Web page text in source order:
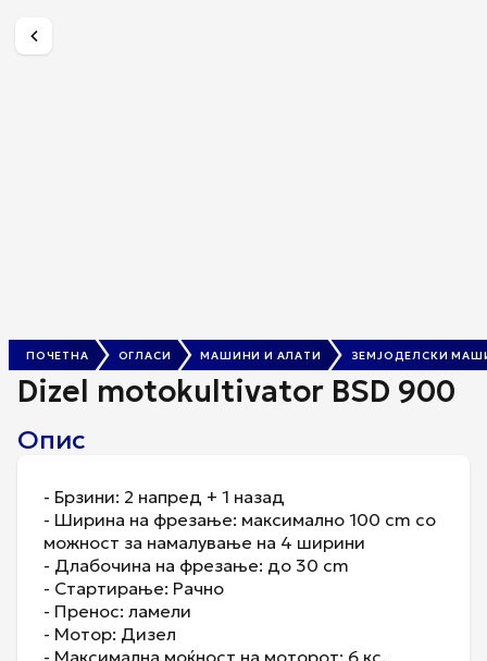
ПОЧЕТНА ОГЛАСИ МАШИНИ И АЛАТИ ЗЕМЈОДЕЛСКИ
Dizel motokultivator BSD 900
Опис
- Брзини: 2 напред + 1 назад
- Ширина на фрезање: максимално 100 cm со
можност за намалување на 4 ширини
- Длабочина на фрезање: до 30 cm
- Стартирање: Рачно
- Пренос: ламели
- Мотор: Дизел
- Максимална моќност на моторот: 6 кс.